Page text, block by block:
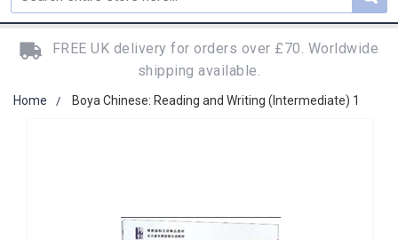
FREE UK delivery for orders over £70. Worldwide
shipping available.
Home Boya Chinese: Reading and Writing (Intermediate) 1